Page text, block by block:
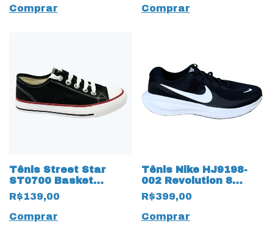
Comprar
Comprar
Tênis Street Star
ST0700 Basket
Classic 15653 Preto
R$139,00
Comprar
Tênis Nike HJ9198-
002 Revolution 8
19952 Preto
R$399,00
Comprar